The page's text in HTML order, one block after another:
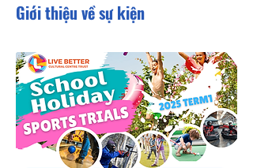
Giới thiệu về sự kiện